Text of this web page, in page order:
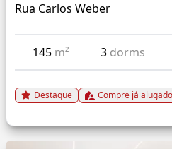
Rua Carlos Weber
145 m² 3 dorms
Destaque Compre já alugado